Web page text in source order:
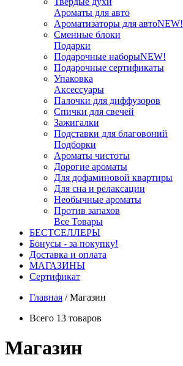
Ароматы для авто
Ароматизаторы для автоNEW!
Сменные блоки
Подарки
Подарочные наборыNEW!
Подарочные сертификаты
Упаковка
Аксессуары
Палочки для диффузоров
Спички для свечей
Зажигалки
Подставки для благовоний
Подборки
Ароматы чистоты
Дорогие ароматы
Для дофаминовой квартиры
Для сна и релаксации
Необычные ароматы
Против запахов
Все Товары
БЕСТСЕЛЛЕРЫ
Бонусы - за покупку!
Доставка и оплата
МАГАЗИНЫ
Cертификат
Главная /Магазин
Всего 13 товаров
Магазин